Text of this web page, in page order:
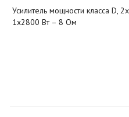
Усилитель мощности класса
1х2800 Вт – 8 Ом